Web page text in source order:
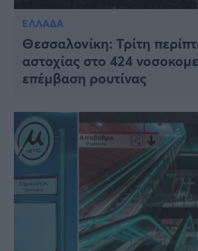
ΕΛΛΑΔΑ
Θεσσαλονίκη: Τρίτη
αστοχίας στο 424
επέμβαση ρουτίνας